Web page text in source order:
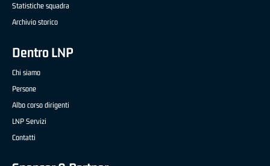
Statistiche squadra
Archivio storico
Dentro LNP
Chi siamo
Persone
Albo corso dirigenti
LNP Servizi
Contatti